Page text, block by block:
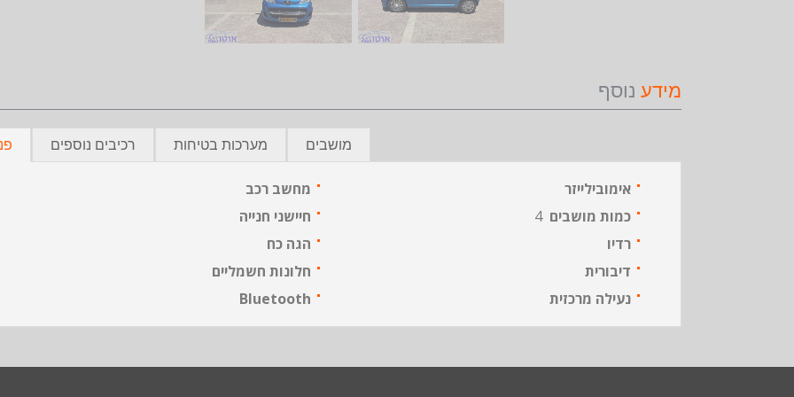
מידע נוסף
רכיבים נוספים מערכות בטיחות מושבים
אימובילייזר
מחשב רכב
כמות מושבים 4
חיישני חנייה
רדיו
הגה כח
דיבורית
חלונות חשמליים
נעילה מרכזית
Bluetooth